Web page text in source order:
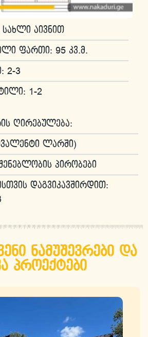
სახლი აივნით
ფართი: 95 კვ.მ.
2-3
1-2
ღირებულება:
ლარში)
პირობები
დაგვიკავშირდით:
ნამუშევრები და
პროექტები